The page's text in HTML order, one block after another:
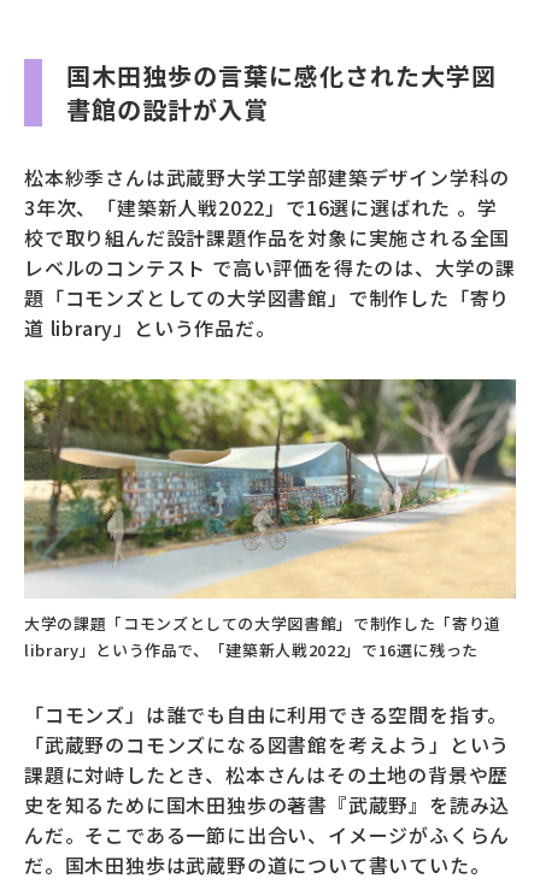
国木田独歩の言葉に感化された大学図
書館の設計が入賞
松本紗季さんは武蔵野大学工学部建築デザイン学科の
3年次、「建築新人戦2022」で16選に選ばれた 。学
校で取り組んだ設計課題作品を対象に実施される全国
レベルのコンテスト で高い評価を得たのは、大学の課
題「コモンズとしての大学図書館」で制作した「寄り
道 library」という作品だ。
大学の課題「コモンズとしての大学図書館」で制作した「寄り道
library」という作品で、「建築新人戦2022」で16選に残った
「コモンズ」は誰でも自由に利用できる空間を指す。
「武蔵野のコモンズになる図書館を考えよう」という
課題に対峙したとき、松本さんはその土地の背景や歴
史を知るために国木田独歩の著書『武蔵野』を読み込
んだ。そこである一節に出合い、イメージがふくらん
だ。国木田独歩は武蔵野の道について書いていた。